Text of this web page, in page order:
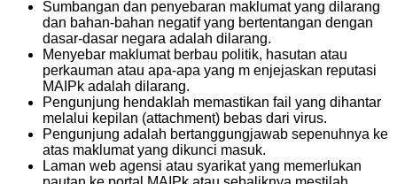
Sumbangan dan penyebaran maklumat yang dilarang
dan bahan-bahan negatif yang bertentangan dengan
dasar-dasar negara adalah dilarang.
Menyebar maklumat berbau politik, hasutan atau
perkauman atau apa-apa yang m enjejaskan reputasi
MAIPk adalah dilarang.
Pengunjung hendaklah memastikan fail yang dihantar
melalui kepilan (attachment) bebas dari virus.
Pengunjung adalah bertanggungjawab sepenuhnya ke
atas maklumat yang dikunci masuk.
Laman web agensi atau syarikat yang memerlukan